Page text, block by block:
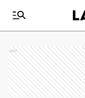
Ads